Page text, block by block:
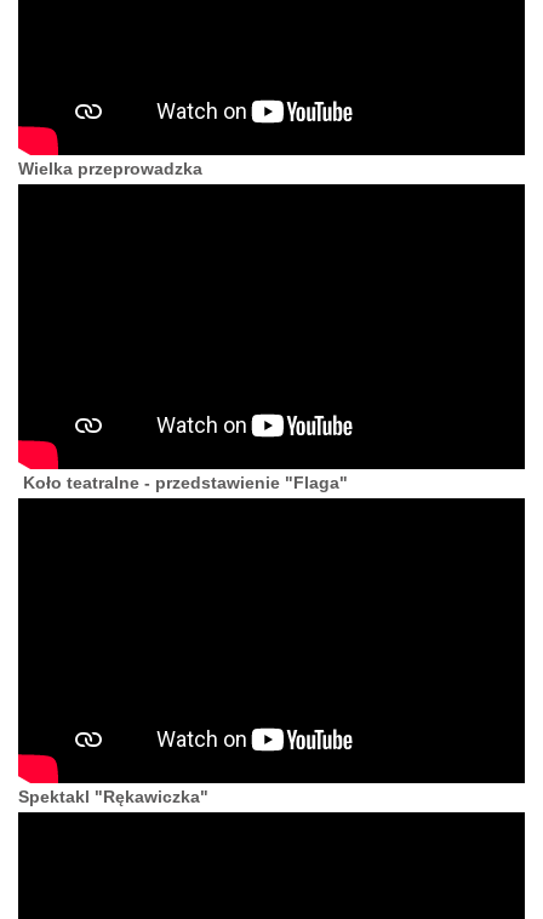
Wielka przeprowadzka
Koło teatralne - przedstawienie "Flaga"
Spektakl "Rękawiczka"